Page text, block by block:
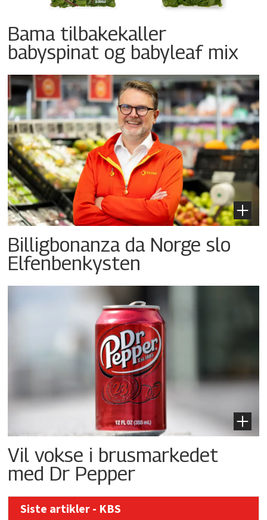
Bama tilbakekaller
babyspinat og babyleaf mix
Billigbonanza da Norge slo
Elfenbenkysten
Vil vokse i brusmarkedet
med Dr Pepper
Siste artikler - KBS